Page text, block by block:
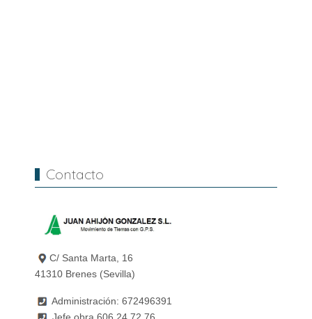
Contacto
C/ Santa Marta, 16
41310 Brenes (Sevilla)
Administración: 672496391
Jefe obra 606 24 72 76